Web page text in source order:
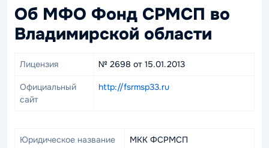
Об МФО Фонд СРМСП во
Владимирской области
Лицензия № 2698 от 15.01.2013
Официальный
сайт
http://fsrmsp33.ru
Юридическое название МКК ФСРМСП